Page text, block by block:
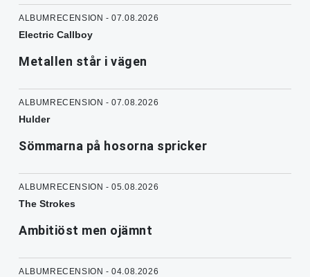
ALBUMRECENSION - 07.08.2026
Electric Callboy
Metallen står i vägen
ALBUMRECENSION - 07.08.2026
Hulder
Sömmarna på hosorna spricker
ALBUMRECENSION - 05.08.2026
The Strokes
Ambitiöst men ojämnt
ALBUMRECENSION - 04.08.2026